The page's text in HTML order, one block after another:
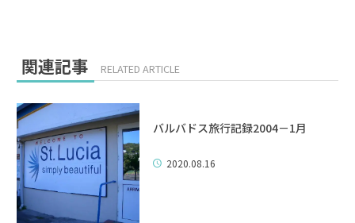
関連記事 RELATED ARTICLE
バルバドス旅行記録2004－1月
2020.08.16